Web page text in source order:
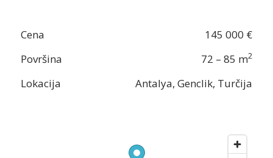
Cena
145 000 €
Površina
72 – 85 m2
Lokacija Antalya, Genclik, Turčija